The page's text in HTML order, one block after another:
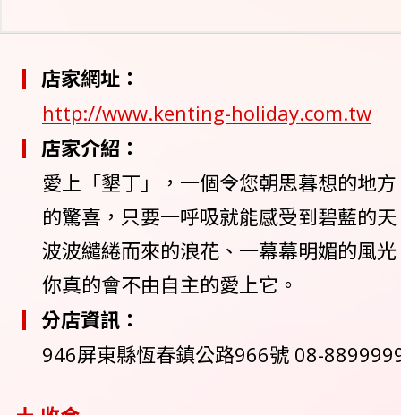
店家網址：
http://www.kenting-holiday.com.tw
店家介紹：
愛上「墾丁」，一個令您朝思暮想的地
的驚喜，只要一呼吸就能感受到碧藍的
波波繾綣而來的浪花、一幕幕明媚的風
你真的會不由自主的愛上它。
分店資訊：
946屏東縣恆春鎮公路966號 08-